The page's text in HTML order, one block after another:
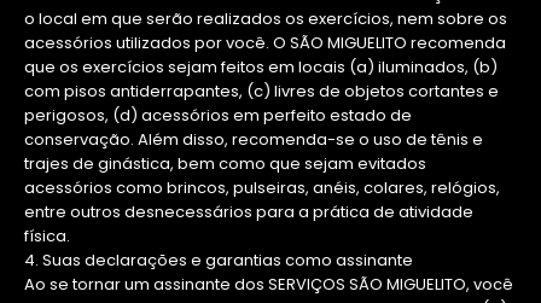
o local em que serão realizados os exercícios, nem sobre os
acessórios utilizados por você. O SÃO MIGUELITO recomenda
que os exercícios sejam feitos em locais (a) iluminados, (b)
com pisos antiderrapantes, (c) livres de objetos cortantes e
perigosos, (d) acessórios em perfeito estado de
conservação. Além disso, recomenda-se o uso de tênis e
trajes de ginástica, bem como que sejam evitados
acessórios como brincos, pulseiras, anéis, colares, relógios,
entre outros desnecessários para a prática de atividade
física.
4. Suas declarações e garantias como assinante
Ao se tornar um assinante dos SERVIÇOS SÃO MIGUELITO, você